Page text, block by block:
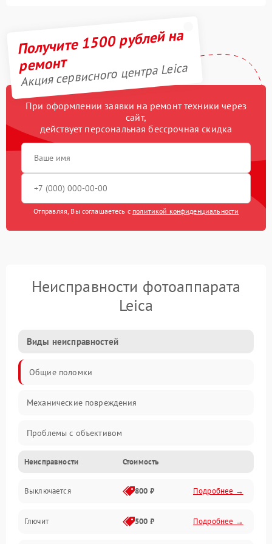
Получите 1500 рублей на
ремонт
Акция сервисного центра Leica
При оформлении заявки на ремонт техники через
сайт,
действует персональная бессрочная скидка
Отправляя, Вы соглашаетесь с политикой конфиденциальности
Неисправности фотоаппарата
Leica
Виды неисправностей
Общие поломки
Механические повреждения
Проблемы с объективом
Электронные ошибки
Механические проблемы
Матрица и оптика
Неисправности Стоимость
Выключается 800 ₽ Подробнее →
Глючит 500 ₽ Подробнее →